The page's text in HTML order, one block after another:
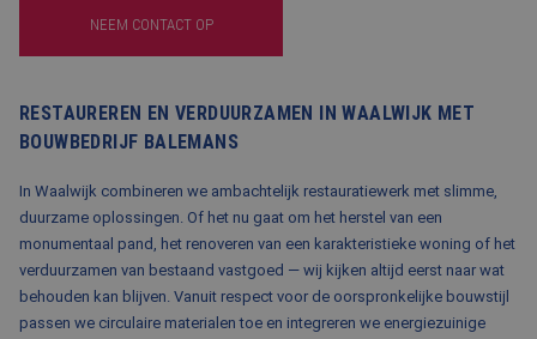
NEEM CONTACT OP
RESTAUREREN EN VERDUURZAMEN IN WAALWIJK MET
BOUWBEDRIJF BALEMANS
In Waalwijk combineren we ambachtelijk restauratiewerk met slimme,
duurzame oplossingen. Of het nu gaat om het herstel van een
monumentaal pand, het renoveren van een karakteristieke woning of het
verduurzamen van bestaand vastgoed — wij kijken altijd eerst naar wat
behouden kan blijven. Vanuit respect voor de oorspronkelijke bouwstijl
passen we circulaire materialen toe en integreren we energiezuinige